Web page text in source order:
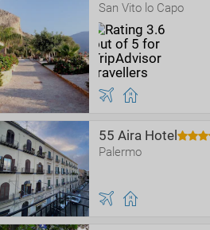
San Vito lo Capo
55 Aira Hotel
Palermo